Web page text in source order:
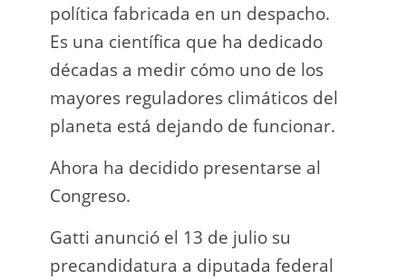
política fabricada en un despacho.
Es una científica que ha dedicado
décadas a medir cómo uno de los
mayores reguladores climáticos del
planeta está dejando de funcionar.
Ahora ha decidido presentarse al
Congreso.
Gatti anunció el 13 de julio su
precandidatura a diputada federal